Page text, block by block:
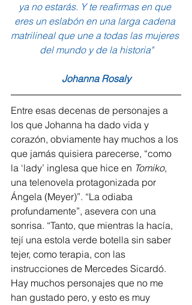
ya no estarás. Y te reafirmas en que
eres un eslabón en una larga cadena
matrilineal que une a todas las mujeres
del mundo y de la historia"
Johanna Rosaly
Entre esas decenas de personajes a
los que Johanna ha dado vida y
corazón, obviamente hay muchos a los
que jamás quisiera parecerse, “como
la ‘lady’ inglesa que hice en Tomiko,
una telenovela protagonizada por
Ángela (Meyer)”. “La odiaba
profundamente”, asevera con una
sonrisa. “Tanto, que mientras la hacía,
tejí una estola verde botella sin saber
tejer, como terapia, con las
instrucciones de Mercedes Sicardó.
Hay muchos personajes que no me
han gustado pero, y esto es muy